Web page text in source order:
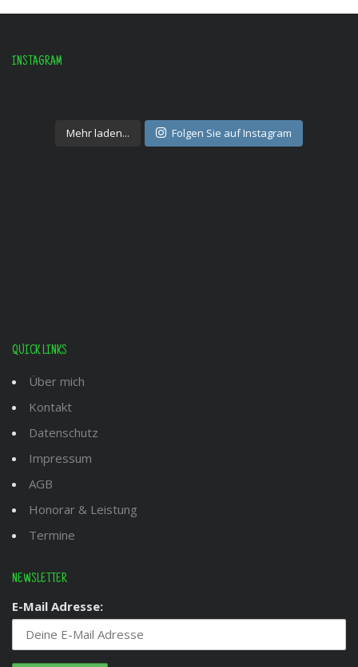
INSTAGRAM
Mehr laden... Folgen Sie auf Instagram
QUICK LINKS
Über mich
Kontakt
Datenschutz
Impressum
AGB
Honorar & Leistung
Termine
NEWSLETTER
E-Mail Adresse: